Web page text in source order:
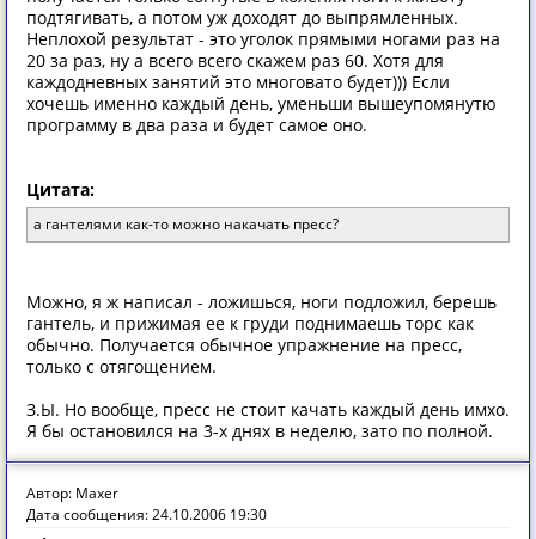
подтягивать, а потом уж доходят до выпрямленных.
Неплохой результат - это уголок прямыми ногами раз на
20 за раз, ну а всего всего скажем раз 60. Хотя для
каждодневных занятий это многовато будет))) Если
хочешь именно каждый день, уменьши вышеупомянутю
программу в два раза и будет самое оно.
Цитата:
а гантелями как-то можно накачать пресс?
Можно, я ж написал - ложишься, ноги подложил, берешь
гантель, и прижимая ее к груди поднимаешь торс как
обычно. Получается обычное упражнение на пресс,
только с отягощением.
З.Ы. Но вообще, пресс не стоит качать каждый день имхо.
Я бы остановился на 3-х днях в неделю, зато по полной.
Автор: Maxer
Дата сообщения: 24.10.2006 19:30